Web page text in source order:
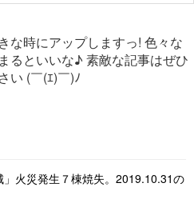
な時にアップしますっ! 色々な
るといいな♪ 素敵な記事はぜひ
い (￣(ｴ)￣)ﾉ
火災発生７棟焼失。2019.10.31の